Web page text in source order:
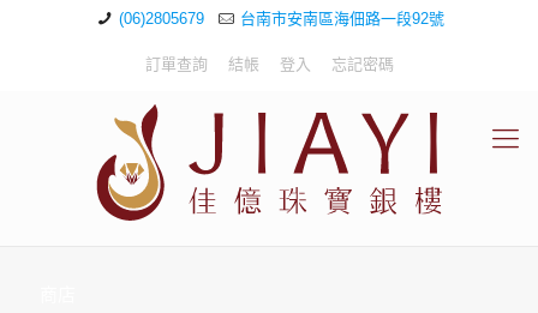
(06)2805679 台南市安南區海佃路一段92號
訂單查詢 結帳 登入 忘記密碼